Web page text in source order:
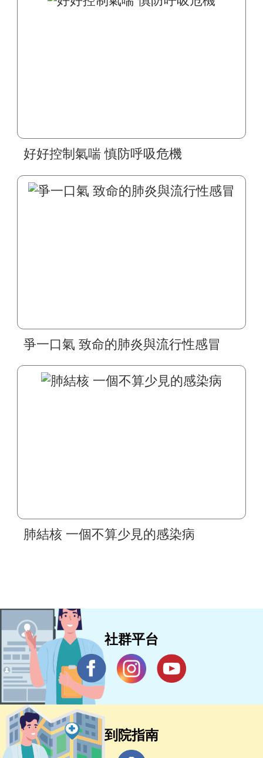
好好控制氣喘 慎防呼吸危機
爭一口氣 致命的肺炎與流行性感冒
肺結核 一個不算少見的感染病
社群平台
到院指南